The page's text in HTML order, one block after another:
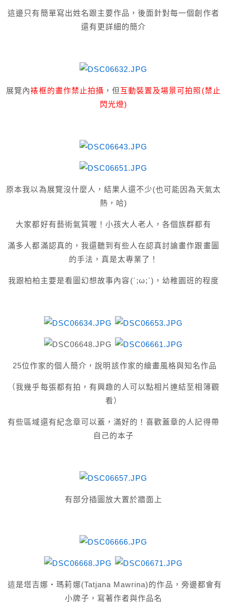
這邊只有簡單寫出姓名跟主要作品，後面針對每一個創作者
還有更詳細的簡介
展覽內裱框的畫作禁止拍攝 ，但互動裝置及場景可拍照(禁止
閃光燈)
原本我以為展覽沒什麼人，結果人還不少(也可能因為天氣太
熱，哈)
大家都好有藝術氣質喔！小孩大人老人，各個族群都有
滿多人都滿認真的，我還聽到有些人在認真討論畫作跟畫圖
的手法，真是太專業了！
我跟柏柏主要是看圖幻想故事內容(´;ω;`)，幼稚園班的程度
25位作家的個人簡介，說明該作家的繪畫風格與知名作品
（我幾乎每張都有拍，有興趣的人可以點相片連結至相簿觀
看）
有些區域還有紀念章可以蓋，滿好的！喜歡蓋章的人記得帶
自己的本子
有部分插圖放大置於牆面上
這是塔吉娜‧瑪莉娜(Tatjana Mawrina)的作品，旁邊都會有
小牌子，寫著作者與作品名